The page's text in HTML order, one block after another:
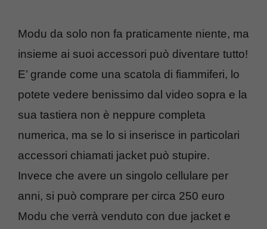
Modu da solo non fa praticamente niente, ma
insieme ai suoi accessori può diventare tutto!
E’ grande come una scatola di fiammiferi, lo
potete vedere benissimo dal video sopra e la
sua tastiera non è neppure completa
numerica, ma se lo si inserisce in particolari
accessori chiamati jacket può stupire.
Invece che avere un singolo cellulare per
anni, si può comprare per circa 250 euro
Modu che verrà venduto con due jacket e